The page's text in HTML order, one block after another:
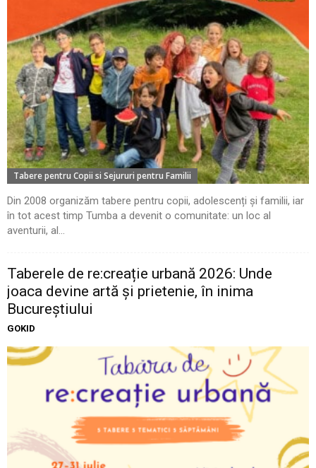
Tabere pentru Copii si Sejururi pentru Familii
Din 2008 organizăm tabere pentru copii, adolescenți și familii, iar
în tot acest timp Tumba a devenit o comunitate: un loc al
aventurii, al...
Taberele de re:creație urbană 2026: Unde
joaca devine artă și prietenie, în inima
Bucureștiului
GOKID